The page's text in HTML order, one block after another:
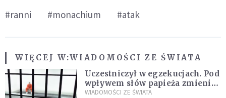
#ranni #monachium #atak
WIĘCEJ W:WIADOMOŚCI ZE ŚWIATA
Uczestniczył w egzekucjach. Pod
wpływem słów papieża zmienił
zdanie
WIADOMOŚCI ZE ŚWIATA